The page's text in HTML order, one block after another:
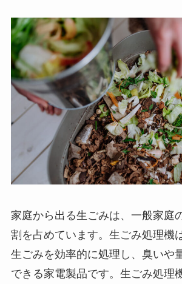
家庭から出る生ごみは、一般家庭
割を占めています。生ごみ処理機
生ごみを効率的に処理し、臭いや
できる家電製品です。生ごみ処理